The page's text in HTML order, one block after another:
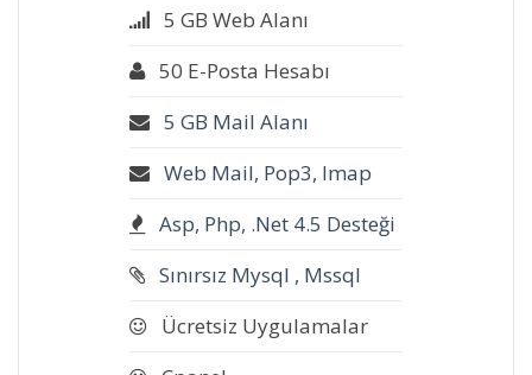
5 GB Web Alanı
50 E-Posta Hesabı
5 GB Mail Alanı
Web Mail, Pop3, Imap
Asp, Php, .Net 4.5 Desteği
Sınırsız Mysql , Mssql
Ücretsiz Uygulamalar